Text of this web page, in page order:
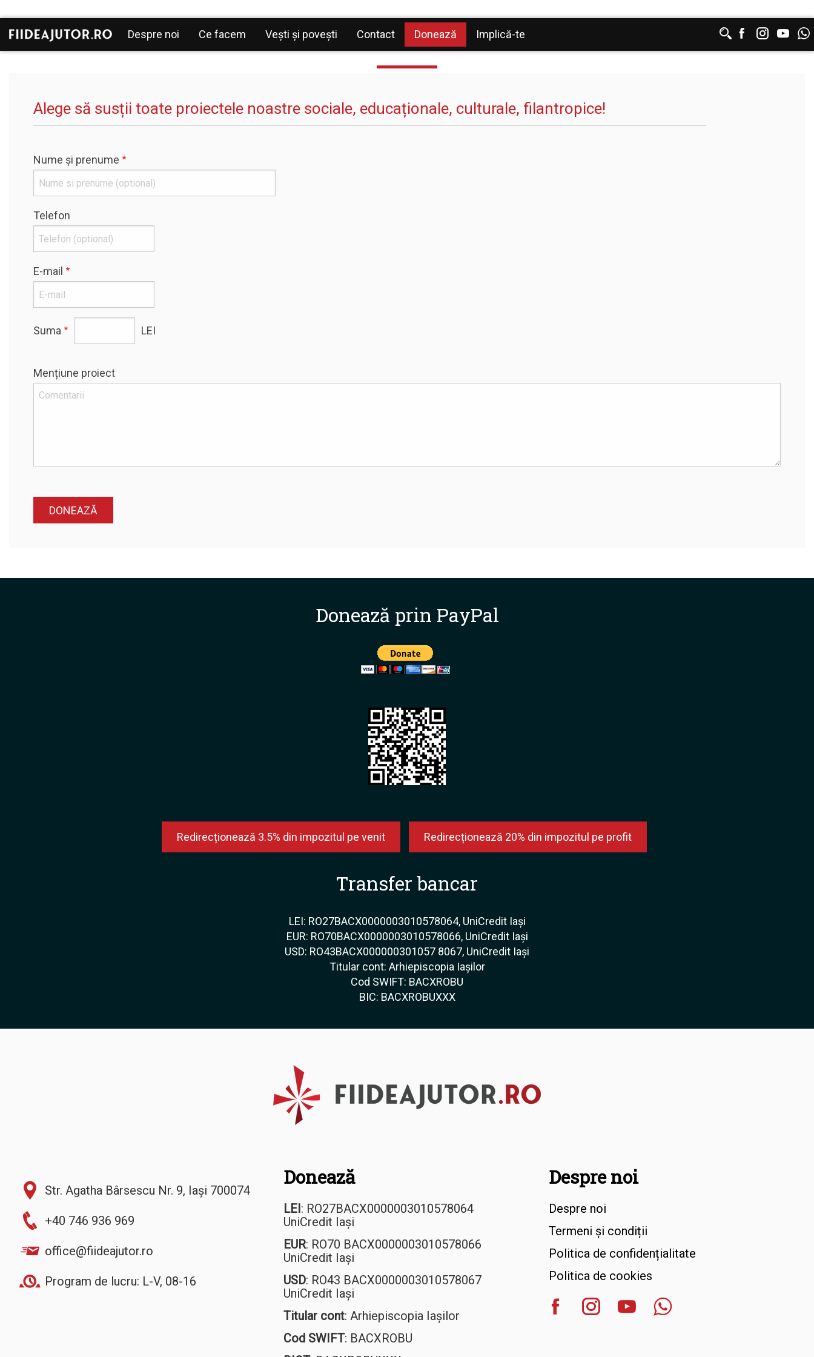
Navigare
Despre noi Ce facem Vești și povești Contact Donează Implică-te
Donează
Alege să susții toate proiectele noastre sociale, educaționale, culturale, filantropice!
Nume și prenume
Telefon
E-mail
Suma LEI
Mențiune proiect
Donează prin PayPal
Redirecționează 3.5% din impozitul pe venit Redirecționează 20% din impozitul pe profit
Transfer bancar
LEI: RO27BACX0000003010578064, UniCredit Iași
EUR: RO70BACX0000003010578066, UniCredit Iași
USD: RO43BACX000000301057 8067, UniCredit Iași
Titular cont: Arhiepiscopia Iașilor
Cod SWIFT: BACXROBU
BIC: BACXROBUXXX
Str. Agatha Bârsescu Nr. 9, Iași 700074
+40 746 936 969
office@fiideajutor.ro
Program de lucru: L-V, 08-16
Donează
LEI: RO27BACX0000003010578064
UniCredit Iași
EUR: RO70 BACX0000003010578066
UniCredit Iași
USD: RO43 BACX0000003010578067
UniCredit Iași
Titular cont: Arhiepiscopia Iașilor
Cod SWIFT: BACXROBU
Despre noi
Despre noi
Termeni și condiții
Politica de confidențialitate
Politica de cookies